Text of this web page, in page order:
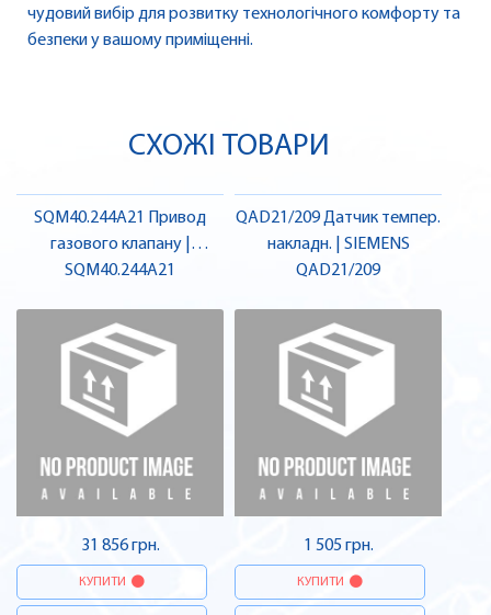
чудовий вибір для розвитку технологічного комфорту та
безпеки у вашому приміщенні.
СХОЖІ ТОВАРИ
SQM40.244A21 Привод
газового клапану |
SIEMENS
SQM40.244A21
31 856 грн.
КУПИТИ
QAD21/209 Датчик темпер.
накладн. | SIEMENS
QAD21/209
1 505 грн.
КУПИТИ